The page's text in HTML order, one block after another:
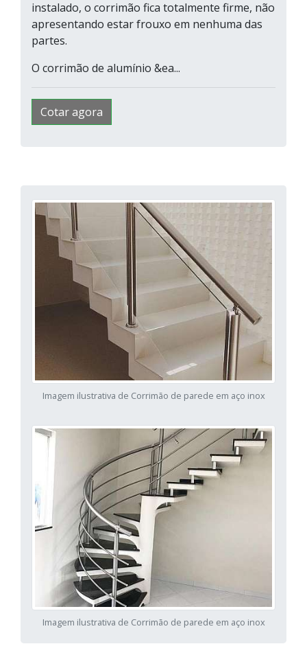
instalado, o corrimão fica totalmente firme, não
apresentando estar frouxo em nenhuma das
partes.
O corrimão de alumínio &ea...
Cotar agora
Imagem ilustrativa de Corrimão de parede em aço inox
Imagem ilustrativa de Corrimão de parede em aço inox